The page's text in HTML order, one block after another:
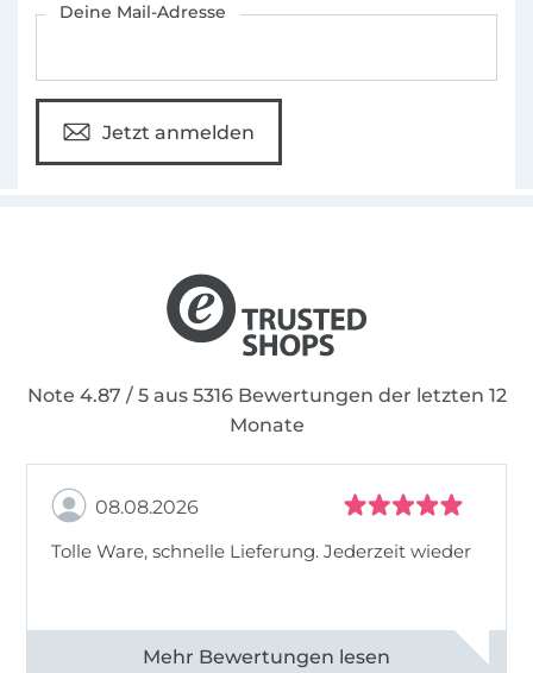
Deine Mail-Adresse
Jetzt anmelden
Note 4.87 / 5 aus 5316 Bewertungen der letzten 12
Monate
08.08.2026
Tolle Ware, schnelle Lieferung. Jederzeit wieder
Alle 83013 Bewertungen ansehen